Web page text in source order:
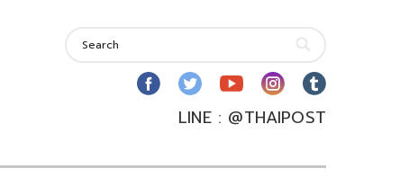
LINE : @THAIPOST